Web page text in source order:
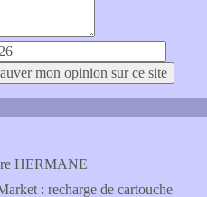
HERMANE
: recharge de cartouche